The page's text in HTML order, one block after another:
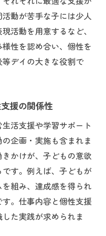
動が苦手な子には少人
活動を用意するなど、
性を認め合い、個性を
デイの大きな役割で
援の関係性
活支援や学習サポート
企画・実施も含まれま
かけが、子どもの意欲
す。例えば、子どもが
組み、達成感を得られ
。仕事内容と個性支援
た実践が求められま